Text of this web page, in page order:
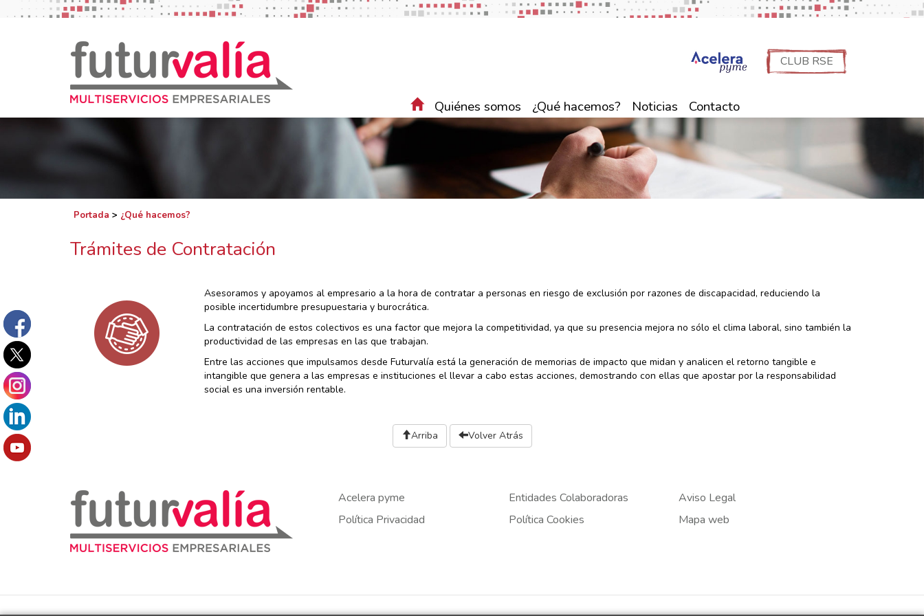
CLUB RSE
Quiénes somos ¿Qué hacemos? Noticias Contacto
Portada > ¿Qué hacemos?
Trámites de Contratación
Asesoramos y apoyamos al empresario a la hora de contratar a personas en riesgo de exclusión por razones de discapacidad, reduciendo la
posible incertidumbre presupuestaria y burocrática.
La contratación de estos colectivos es una factor que mejora la competitividad, ya que su presencia mejora no sólo el clima laboral, sino también la
productividad de las empresas en las que trabajan.
Entre las acciones que impulsamos desde Futurvalía está la generación de memorias de impacto que midan y analicen el retorno tangible e
intangible que genera a las empresas e instituciones el llevar a cabo estas acciones, demostrando con ellas que apostar por la responsabilidad
social es una inversión rentable.
Arriba Volver Atrás
Acelera pyme Entidades Colaboradoras
Aviso Legal
Política Privacidad
Política Cookies Mapa web